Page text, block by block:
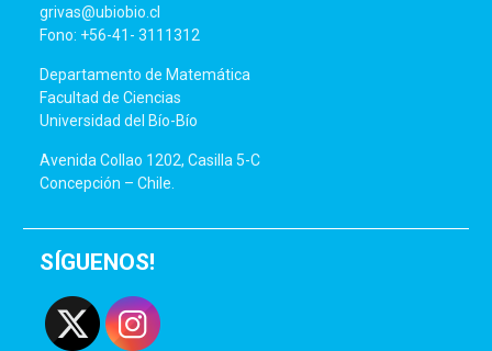
grivas@ubiobio.cl
Fono: +56-41- 3111312
Departamento de Matemática
Facultad de Ciencias
Universidad del Bío-Bío
Avenida Collao 1202, Casilla 5-C
Concepción – Chile.
SÍGUENOS!